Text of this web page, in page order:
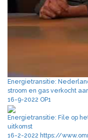
Energietransitie:
stroom en gas verkocht
16-9-2022 OP1
Energietransitie: File op
uitkomst
16-2-2022 https://